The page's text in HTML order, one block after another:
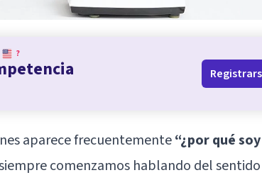
?
aparece frecuentemente“¿por qué
comenzamos hablando del